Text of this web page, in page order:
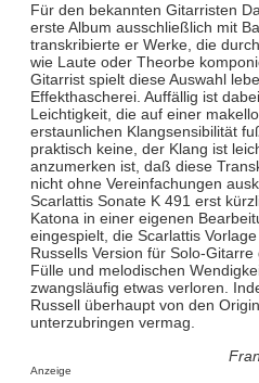
Für den bekannten Gitarristen
erste Album ausschließlich mit
transkribierte er Werke, die
wie Laute oder Theorbe
Gitarrist spielt diese Auswahl
Effekthascherei. Auffällig ist
Leichtigkeit, die auf einer
erstaunlichen Klangsensibilität
praktisch keine, der Klang ist
anzumerken ist, daß diese
nicht ohne Vereinfachungen
Scarlattis Sonate K 491 erst
Katona in einer eigenen
eingespielt, die Scarlattis
Russells Version für Solo-
Fülle und melodischen
zwangsläufig etwas verloren.
Russell überhaupt von den
unterzubringen vermag.
Anzeige